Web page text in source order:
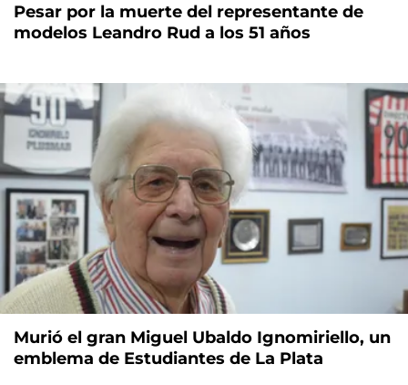
Pesar por la muerte del representante de
modelos Leandro Rud a los 51 años
Murió el gran Miguel Ubaldo Ignomiriello, un
emblema de Estudiantes de La Plata